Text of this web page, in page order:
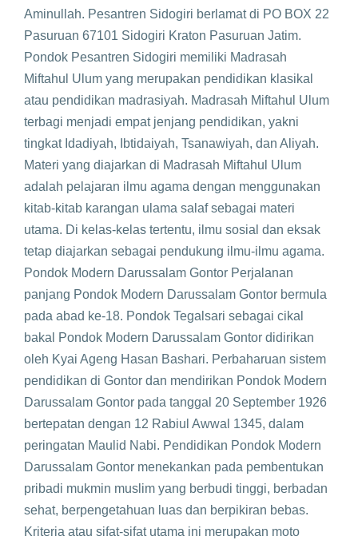
Aminullah. Pesantren Sidogiri berlamat di PO BOX 22
Pasuruan 67101 Sidogiri Kraton Pasuruan Jatim.
Pondok Pesantren Sidogiri memiliki Madrasah
Miftahul Ulum yang merupakan pendidikan klasikal
atau pendidikan madrasiyah. Madrasah Miftahul Ulum
terbagi menjadi empat jenjang pendidikan, yakni
tingkat Idadiyah, Ibtidaiyah, Tsanawiyah, dan Aliyah.
Materi yang diajarkan di Madrasah Miftahul Ulum
adalah pelajaran ilmu agama dengan menggunakan
kitab-kitab karangan ulama salaf sebagai materi
utama. Di kelas-kelas tertentu, ilmu sosial dan eksak
tetap diajarkan sebagai pendukung ilmu-ilmu agama.
Pondok Modern Darussalam Gontor Perjalanan
panjang Pondok Modern Darussalam Gontor bermula
pada abad ke-18. Pondok Tegalsari sebagai cikal
bakal Pondok Modern Darussalam Gontor didirikan
oleh Kyai Ageng Hasan Bashari. Perbaharuan sistem
pendidikan di Gontor dan mendirikan Pondok Modern
Darussalam Gontor pada tanggal 20 September 1926
bertepatan dengan 12 Rabiul Awwal 1345, dalam
peringatan Maulid Nabi. Pendidikan Pondok Modern
Darussalam Gontor menekankan pada pembentukan
pribadi mukmin muslim yang berbudi tinggi, berbadan
sehat, berpengetahuan luas dan berpikiran bebas.
Kriteria atau sifat-sifat utama ini merupakan moto